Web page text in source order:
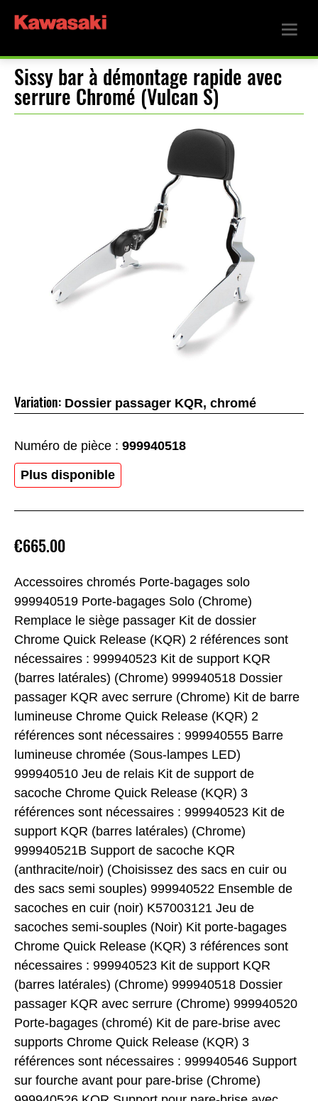
Sissy bar à démontage rapide avec
serrure Chromé (Vulcan S)
Accessoires chromés Porte-bagages solo
999940519 Porte-bagages Solo (Chrome)
Remplace le siège passager Kit de dossier
Chrome Quick Release (KQR) 2 références sont
nécessaires : 999940523 Kit de support KQR
(barres latérales) (Chrome) 999940518 Dossier
passager KQR avec serrure (Chrome) Kit de barre
lumineuse Chrome Quick Release (KQR) 2
références sont nécessaires : 999940555 Barre
lumineuse chromée (Sous-lampes LED)
999940510 Jeu de relais Kit de support de
sacoche Chrome Quick Release (KQR) 3
références sont nécessaires : 999940523 Kit de
support KQR (barres latérales) (Chrome)
999940521B Support de sacoche KQR
(anthracite/noir) (Choisissez des sacs en cuir ou
des sacs semi souples) 999940522 Ensemble de
sacoches en cuir (noir) K57003121 Jeu de
sacoches semi-souples (Noir) Kit porte-bagages
Chrome Quick Release (KQR) 3 références sont
nécessaires : 999940523 Kit de support KQR
(barres latérales) (Chrome) 999940518 Dossier
passager KQR avec serrure (Chrome) 999940520
Porte-bagages (chromé) Kit de pare-brise avec
supports Chrome Quick Release (KQR) 3
références sont nécessaires : 999940546 Support
sur fourche avant pour pare-brise (Chrome)
€665.00
Variation: Dossier passager KQR, chromé
Numéro de pièce : 999940518
Plus disponible